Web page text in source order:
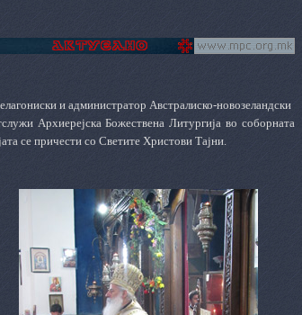
и администратор Австралиско-новозеландски
Архиерејска Божествена Литургија во соборната
се причести со Светите Христови Тајни.